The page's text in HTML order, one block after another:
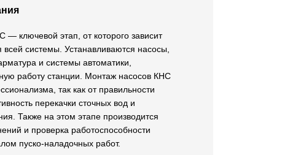
ключевой этап, от которого зависит
системы. Устанавливаются насосы,
и системы автоматики,
работу станции. Монтаж насосов КНС
так как от правильности
перекачки сточных вод и
Также на этом этапе производится
и проверка работоспособности
пуско-наладочных работ.